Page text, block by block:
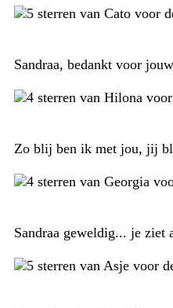
Sandraa, bedankt voor
Zo blij ben ik met jou, jij
Sandraa geweldig... je